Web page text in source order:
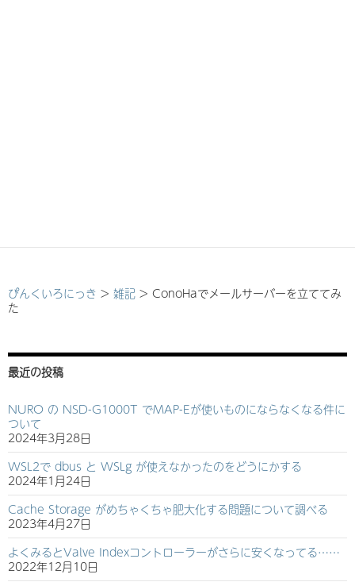
ぴんくいろにっき > 雑記 > ConoHaでメールサーバーを立ててみ
た
最近の投稿
NURO の NSD-G1000T でMAP-Eが使いものにならなくなる件に
ついて
2024年3月28日
WSL2で dbus と WSLg が使えなかったのをどうにかする
2024年1月24日
Cache Storage がめちゃくちゃ肥大化する問題について調べる
2023年4月27日
よくみるとValve Indexコントローラーがさらに安くなってる……
2022年12月10日